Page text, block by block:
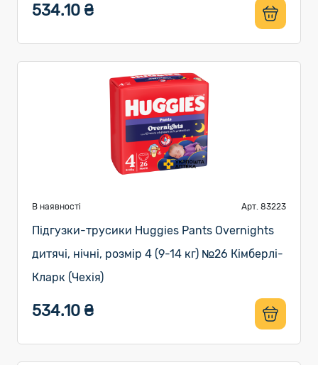
534.10 ₴
В наявності Арт. 83223
Підгузки-трусики Huggies Pants Overnights
дитячі, нічні, розмір 4 (9-14 кг) №26 Кімберлі-
Кларк (Чехія)
534.10 ₴